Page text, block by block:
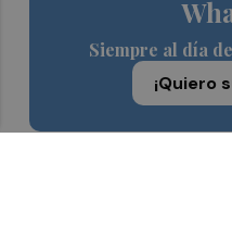
Siempre al día
¡Quiero